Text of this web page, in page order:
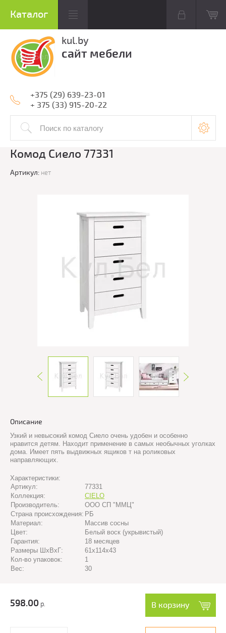
kul.by
сайт мебели
+375 (29) 639-23-01
+ 375 (33) 915-20-22
Комод Сиело 77331
Артикул: нет
Описание
Узкий и невысокий комод Сиело очень удобен и особенно
нравится детям. Находит применение в самых необычных уголках
дома. Имеет пять выдвижных ящиков т на роликовых
направляющих.
Характеристики:
Артикул:
77331
Коллекция:
CIELO
Производитель:
ООО СП "ММЦ"
Страна происхождения: РБ
Материал:
Массив сосны
Цвет:
Белый воск (укрывистый)
Гарантия:
18 месяцев
Размеры ШхВхГ:
61x114x43
Кол-во упаковок:
1
Вес:
30
598.00 р. В корзину